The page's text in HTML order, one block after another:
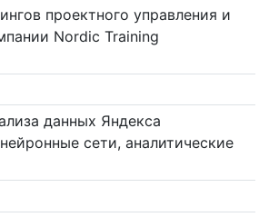
проектного управления и
Nordic Training
данных Яндекса
сети, аналитические